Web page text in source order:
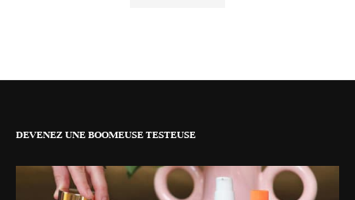
DEVENEZ UNE BOOMEUSE TESTEUSE